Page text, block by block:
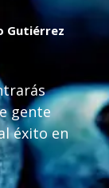
Gutiérrez
gente
éxito en